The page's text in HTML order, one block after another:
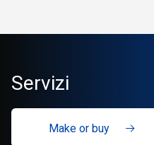
Servizi
Make or buy